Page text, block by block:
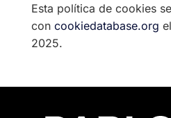
Esta política de cookies
con cookiedatabase.org
2025.